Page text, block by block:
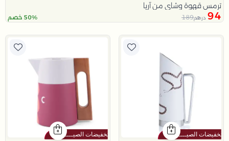
ترمس قهوة وشاي من آريا
94 درهم189 50% خصم